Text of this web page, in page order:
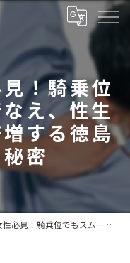
！騎乗位
え、性生
する徳島
密
ムーズに行なえ、性生活の気もちよさ倍増する徳島の整体術の秘密